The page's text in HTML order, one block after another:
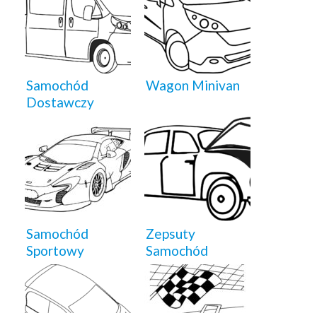
Samochód
Dostawczy
Wagon Minivan
Samochód
Sportowy
Zepsuty
Samochód